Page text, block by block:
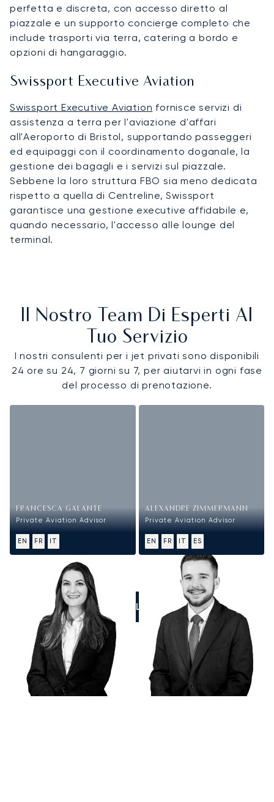
perfetta e discreta, con accesso diretto al
piazzale e un supporto concierge completo che
include trasporti via terra, catering a bordo e
opzioni di hangaraggio.
Swissport Executive Aviation
Swissport Executive Aviation fornisce servizi di
assistenza a terra per l'aviazione d'affari
all'Aeroporto di Bristol, supportando passeggeri
ed equipaggi con il coordinamento doganale, la
gestione dei bagagli e i servizi sul piazzale.
Sebbene la loro struttura FBO sia meno dedicata
rispetto a quella di Centreline, Swissport
garantisce una gestione executive affidabile e,
quando necessario, l'accesso alle lounge del
terminal.
Il Nostro Team Di Esperti Al
Tuo Servizio
I nostri consulenti per i jet privati sono disponibili
24 ore su 24, 7 giorni su 7, per aiutarvi in ogni fase
del processo di prenotazione.
FRANCESCA GALANTE
Private Aviation Advisor
EN FR IT
ALEXANDRE ZIMMERMANN
Private Aviation Advisor
EN FR IT ES
CALL US